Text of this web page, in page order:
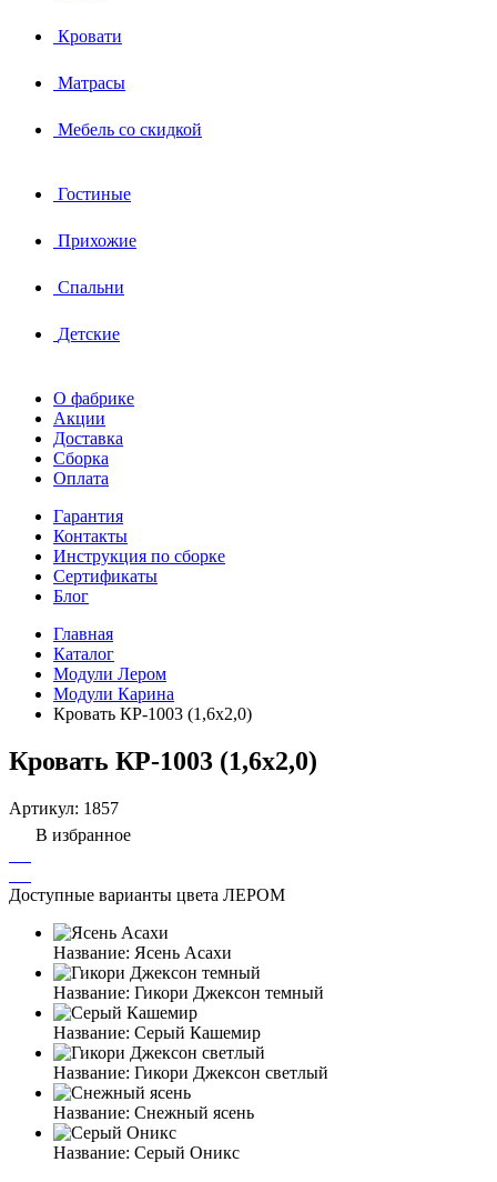
Кровати
Матрасы
Мебель со скидкой
Гостиные
Прихожие
Спальни
Детские
О фабрике
Акции
Доставка
Сборка
Оплата
Гарантия
Контакты
Инструкция по сборке
Сертификаты
Блог
Главная
Каталог
Модули Лером
Модули Карина
Кровать КР-1003 (1,6x2,0)
Кровать КР-1003 (1,6x2,0)
Артикул: 1857
В избранное
Доступные варианты цвета ЛЕРОМ
Название: Ясень Асахи
Название: Гикори Джексон темный
Название: Серый Кашемир
Название: Гикори Джексон светлый
Название: Снежный ясень
Название: Серый Оникс